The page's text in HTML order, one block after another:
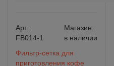
Арт.:
FB014-1
Магазин:
в наличии
Фильтр-сетка для
приготовления кофе